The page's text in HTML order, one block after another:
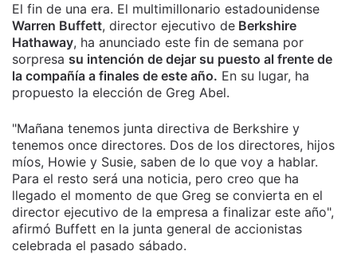
El fin de una era. El multimillonario estadounidense
Warren Buffett, director ejecutivo de Berkshire
Hathaway, ha anunciado este fin de semana por
sorpresa su intención de dejar su puesto al frente de
la compañía a finales de este año. En su lugar, ha
propuesto la elección de Greg Abel.
"Mañana tenemos junta directiva de Berkshire y
tenemos once directores. Dos de los directores, hijos
míos, Howie y Susie, saben de lo que voy a hablar.
Para el resto será una noticia, pero creo que ha
llegado el momento de que Greg se convierta en el
director ejecutivo de la empresa a finalizar este año",
afirmó Buffett en la junta general de accionistas
celebrada el pasado sábado.